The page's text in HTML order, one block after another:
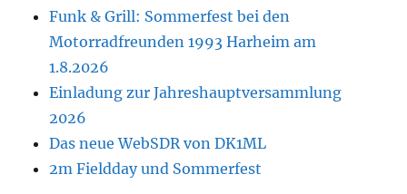
Funk & Grill: Sommerfest bei den
Motorradfreunden 1993 Harheim am
1.8.2026
Einladung zur Jahreshauptversammlung
2026
Das neue WebSDR von DK1ML
2m Fieldday und Sommerfest